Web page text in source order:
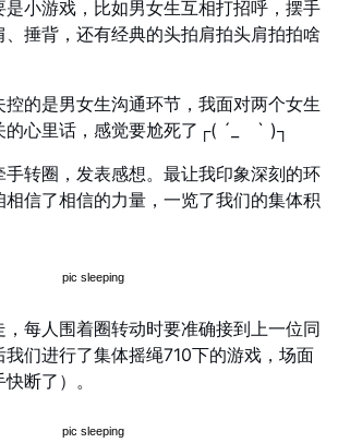
小游戏，比如男女生互相打招呼，摆手
捶背，还有经典的头拍肩拍头肩拍拍啥
的是男女生沟通环节，我面对两个女生
的心里话，感觉要尬死了┌( ´_ゝ` )┐
转圈，发表感想。最让我印象深刻的环
信了相信的力量，一览了我们的集体积
每人围着圈转动时要准确接到上一位同
我们进行了集体摇绳710下的游戏，场面
断了）。